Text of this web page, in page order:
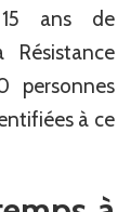
15 ans de
personnes
à ce